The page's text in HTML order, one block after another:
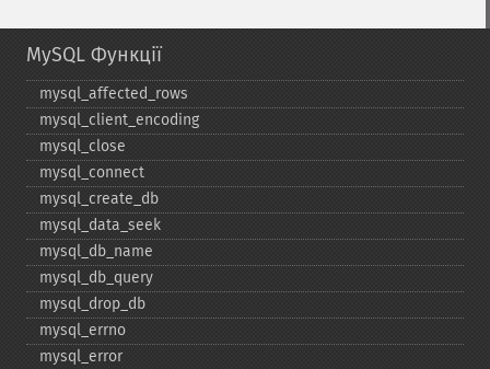
MySQL Функції
mysql_​affected_​rows
mysql_​client_​encoding
mysql_​close
mysql_​connect
mysql_​create_​db
mysql_​data_​seek
mysql_​db_​name
mysql_​db_​query
mysql_​drop_​db
mysql_​errno
mysql_​error